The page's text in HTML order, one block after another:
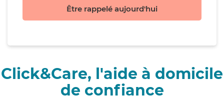
Être rappelé aujourd'hui
Click&Care, l'aide à domicile
de confiance